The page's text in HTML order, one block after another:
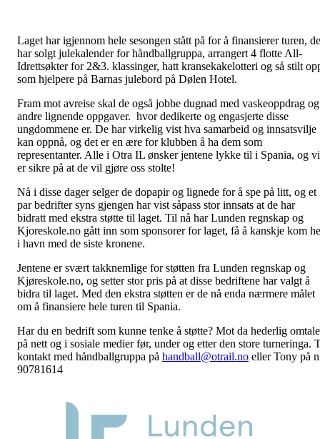
Laget har igjennom hele sesongen stått på for å finansierer turen, de
har solgt julekalender for håndballgruppa, arrangert 4 flotte All-
Idrettsøkter for 2&3. klassinger, hatt kransekakelotteri og så stilt
som hjelpere på Barnas julebord på Dølen Hotel.
Fram mot avreise skal de også jobbe dugnad med vaskeoppdrag og
andre lignende oppgaver. hvor dedikerte og engasjerte disse
ungdommene er. De har virkelig vist hva samarbeid og innsatsvilje
kan oppnå, og det er en ære for klubben å ha dem som
representanter. Alle i Otra IL ønsker jentene lykke til i Spania, og vi
er sikre på at de vil gjøre oss stolte!
Nå i disse dager selger de dopapir og lignede for å spe på litt, og et
par bedrifter syns gjengen har vist såpass stor innsats at de har
bidratt med ekstra støtte til laget. Til nå har Lunden regnskap og
Kjoreskole.no gått inn som sponsorer for laget, få å kanskje kom
i havn med de siste kronene.
Jentene er svært takknemlige for støtten fra Lunden regnskap og
Kjøreskole.no, og setter stor pris på at disse bedriftene har valgt å
bidra til laget. Med den ekstra støtten er de nå enda nærmere målet
om å finansiere hele turen til Spania.
Har du en bedrift som kunne tenke å støtte? Mot da hederlig omtale
på nett og i sosiale medier før, under og etter den store turneringa.
kontakt med håndballgruppa på handball@otrail.no eller Tony på
90781614